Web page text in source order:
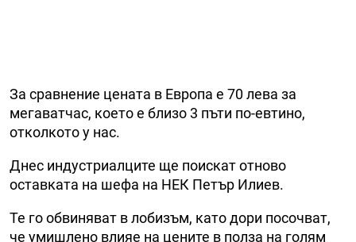
За сравнение цената в Европа е 70 лева за
мегаватчас, което е близо 3 пъти по-евтино,
отколкото у нас.
Днес индустриалците ще поискат отново
оставката на шефа на НЕК Петър Илиев.
Те го обвиняват в лобизъм, като дори посочват,
че умишлено влияе на цените в полза на голям